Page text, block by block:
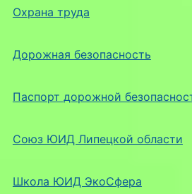
Охрана труда
Дорожная безопасность
Паспорт дорожной
Союз ЮИД Липецкой области
Школа ЮИД ЭкоСфера